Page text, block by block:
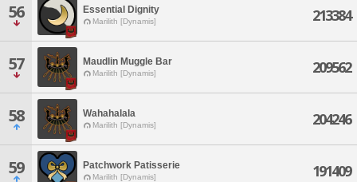
56 Essential Dignity
Marilith [Dynamis] 213384
57 Maudlin Muggle Bar
Marilith [Dynamis] 209562
58 Wahahalala
Marilith [Dynamis] 204246
59 Patchwork Patisserie
Marilith [Dynamis] 191409